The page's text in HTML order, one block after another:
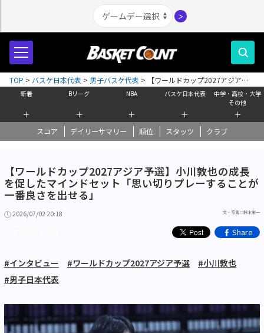
＞
新着
＋
Bリーグ
＋
NBA
＋
バスケ日本代表
＋
中学・高校・大学
その他
＋
スコア デイリーサマリー 順位 スタッツ クラブ
TOP > バスケ日本代表 > 男子バスケ代表 >
【ワールドカップ2027アジア予
選】小川敦也の成長を促したマインドセット「思い切りプレーすることが一
番良さを出せる」
【ワールドカップ2027アジア予選】小川敦也の成長
を促したマインドセット「思い切りプレーすることが
一番良さを出せる」
2026/07/02 20:18 文・写真＝鈴木栄一
Share
#インタビュー #ワールドカップ2027アジア予選
#小川敦也
#男子日本代表